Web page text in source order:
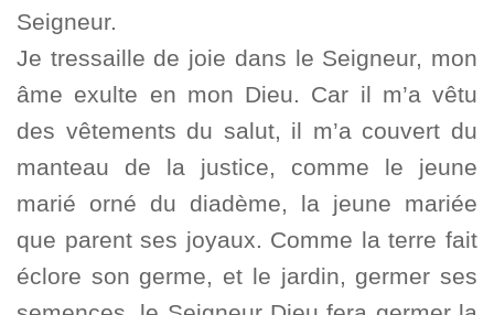
Seigneur.
Je tressaille de joie dans le Seigneur, mon
âme exulte en mon Dieu. Car il m’a vêtu
des vêtements du salut, il m’a couvert du
manteau de la justice, comme le jeune
marié orné du diadème, la jeune mariée
que parent ses joyaux. Comme la terre fait
éclore son germe, et le jardin, germer ses